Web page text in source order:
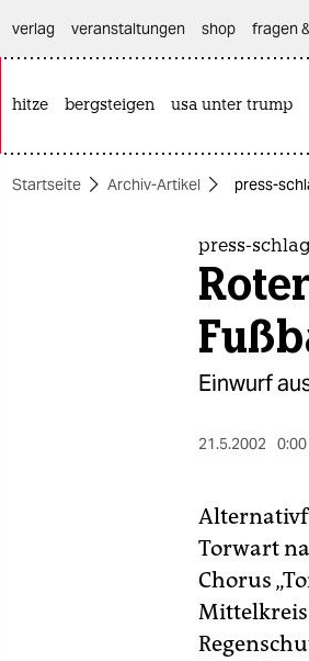
themen
verlag
veranstaltungen shop fragen
hitze bergsteigen usa unter trump
Startseite Archiv-Artikel press-
press-
Einwurf
21.5.2002
Torwart
Chorus
Mittelkreis